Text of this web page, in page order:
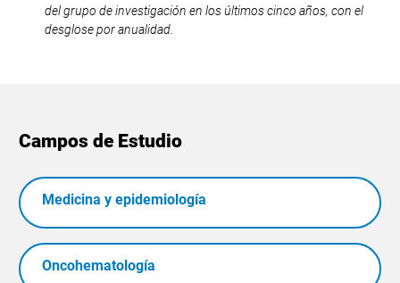
del grupo de investigación en los últimos cinco años, con el
desglose por anualidad.
Campos de Estudio
Medicina y epidemiología
Oncohematología